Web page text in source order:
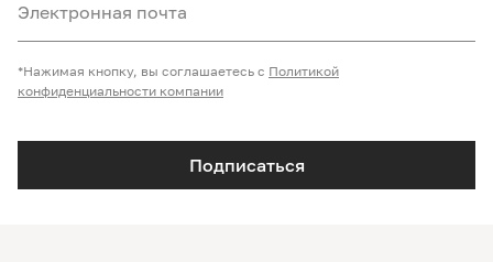
Электронная почта
Подписаться
*Нажимая кнопку, вы соглашаетесь с Политикой
конфиденциальности компании